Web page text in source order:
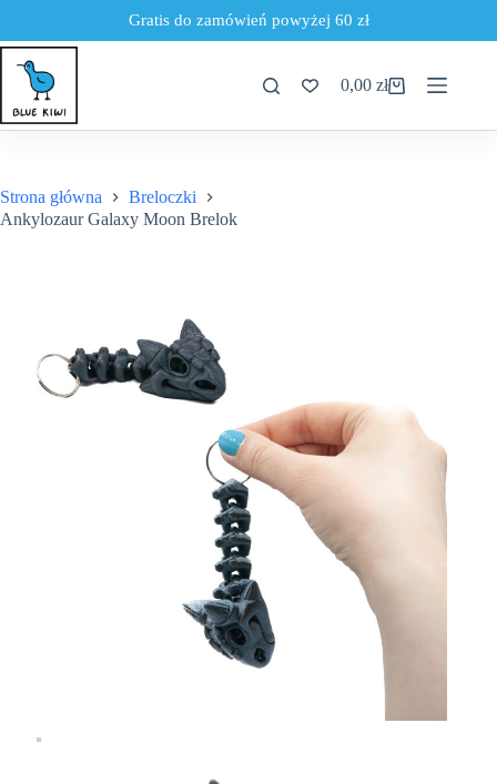
Gratis do zamówień powyżej 60 zł
Przejdź
treści
Koszyk
0,00zł
Strona główna
Breloczki
Ankylozaur Galaxy Moon Brelok